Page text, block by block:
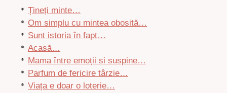
Țineți minte…
Om simplu cu mintea obosită…
Sunt istoria în fapt…
Acasă…
Mama între emoții și suspine…
Parfum de fericire târzie…
Viața e doar o loterie…